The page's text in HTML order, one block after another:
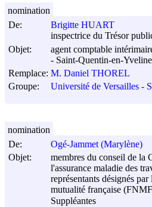
De:
Brigitte HUART
inspectrice du Trésor
Objet:
agent comptable
- Saint-Quentin-en-
Remplace: M. Daniel THOREL
Groupe:
Université de Versailles -
nomination
De:
Ogé-Jammet (Marylène)
Objet:
membres du conseil de la
l'assurance maladie des
représentants désignés
mutualité française
Suppléantes
nomination